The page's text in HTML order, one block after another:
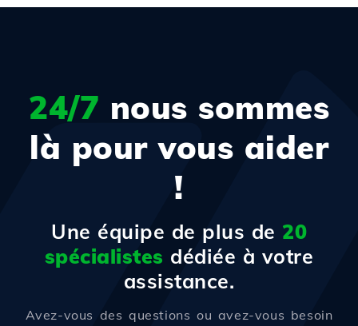
24/7 nous sommes
là pour vous aider
!
Une équipe de plus de 20
spécialistes dédiée à votre
assistance.
Avez-vous des questions ou avez-vous besoin